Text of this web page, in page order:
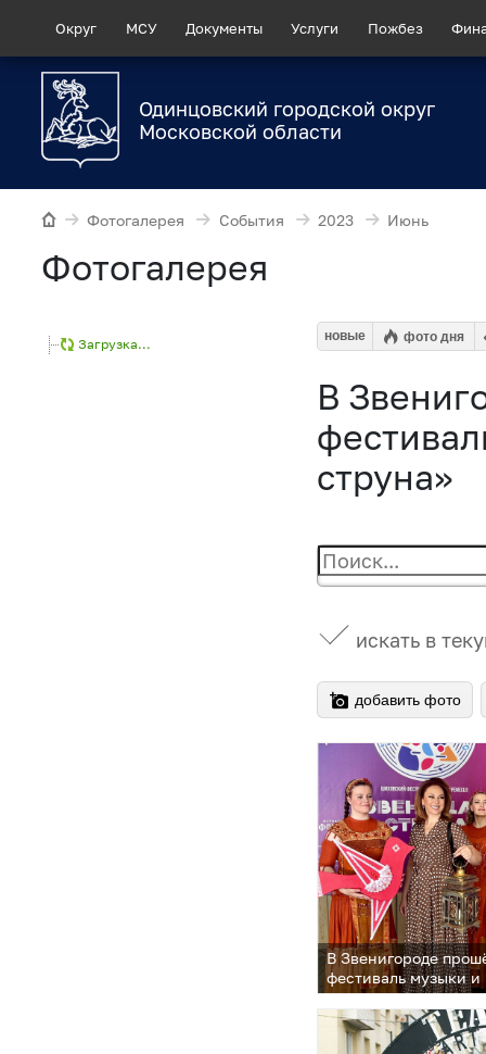
Округ МСУ Документы Услуги Пожбез
Одинцовский городской округ
Московской области
Фотогалерея События 2023 Июнь
Фотогалерея
Загрузка...
новые фото дня
В
струна»
искать в
добавить фото
В Звенигороде
фестиваль музыки
струна»